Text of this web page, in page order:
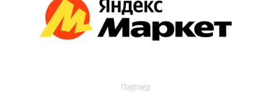
Партнер